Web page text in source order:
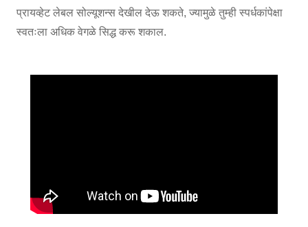
प्रायव्हेट लेबल सोल्यूशन्स देखील देऊ शकते, ज्यामुळे तुम्ही स्पर्धकांपेक्षा
स्वतःला अधिक वेगळे सिद्ध करू शकाल.